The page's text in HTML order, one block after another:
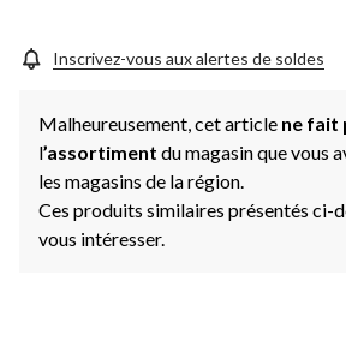
Inscrivez-vous aux alertes de soldes
Malheureusement, cet article ne fait
l’assortiment du magasin que vous
les magasins de la région.
Ces produits similaires présentés ci-
vous intéresser.